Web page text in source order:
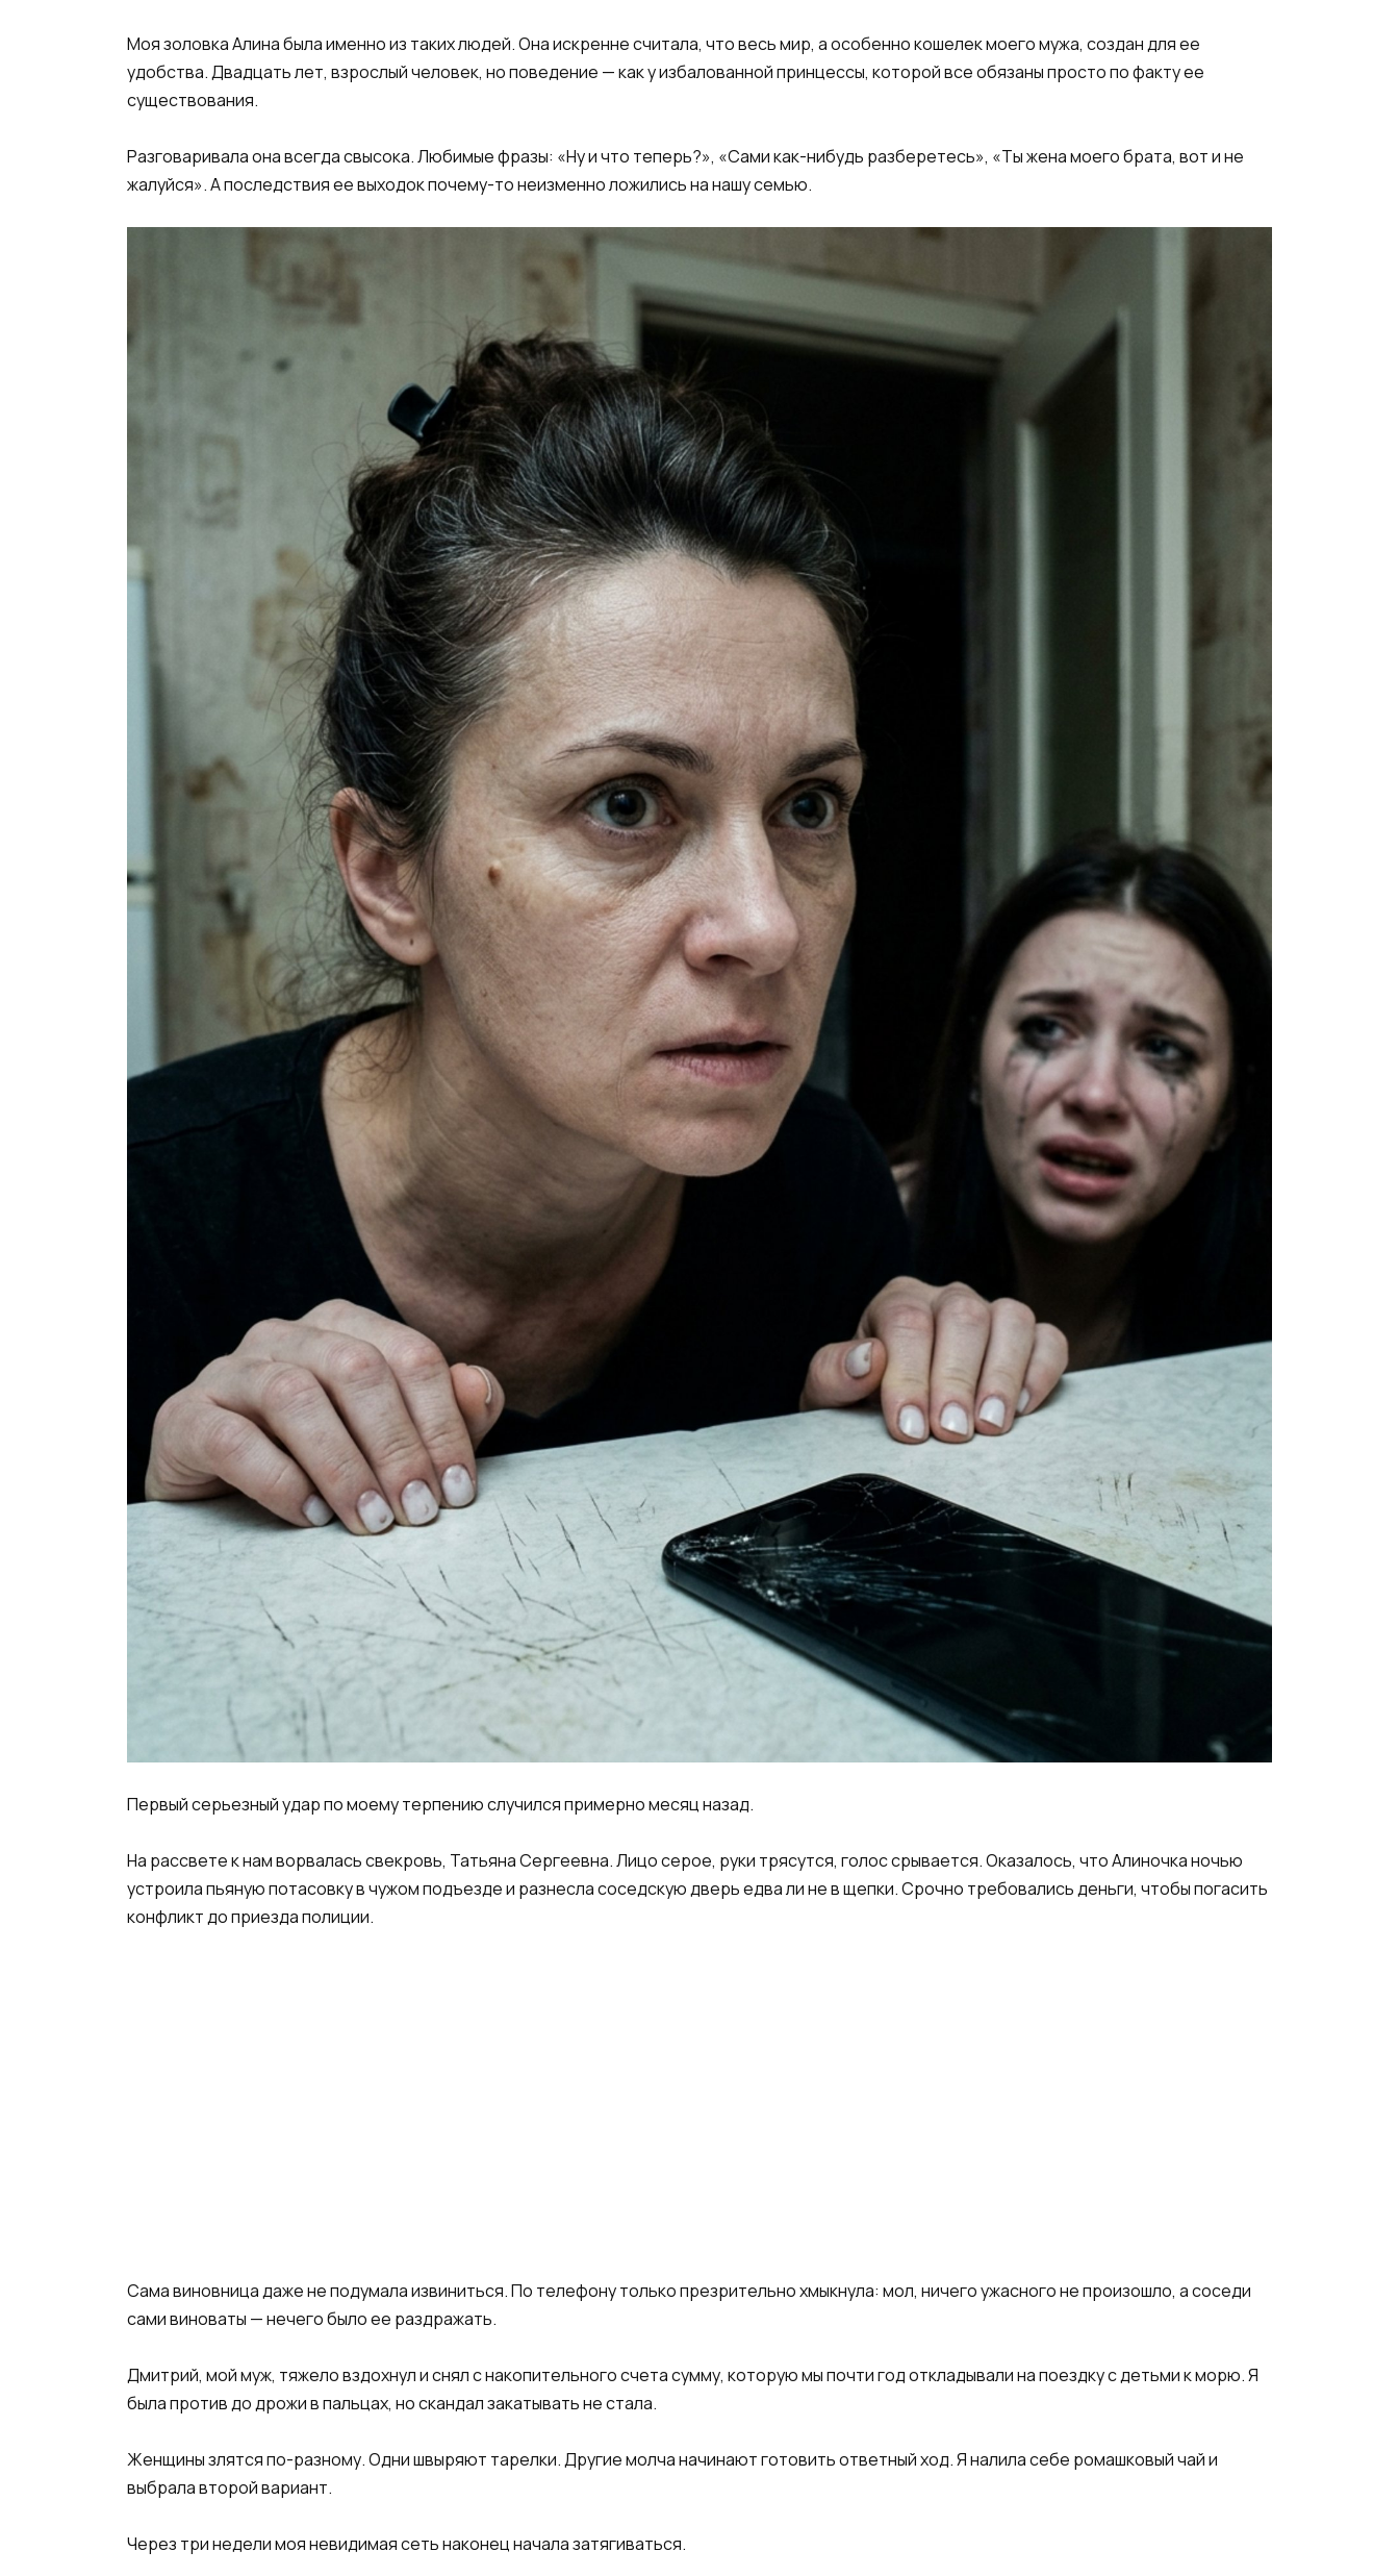
Моя золовка Алина была именно из таких людей. Она искренне считала, что весь мир, а особенно кошелек моего мужа, создан для ее
удобства. Двадцать лет, взрослый человек, но поведение — как у избалованной принцессы, которой все обязаны просто по факту ее
существования.
Разговаривала она всегда свысока. Любимые фразы: «Ну и что теперь?», «Сами как-нибудь разберетесь», «Ты жена моего брата, вот и не
жалуйся». А последствия ее выходок почему-то неизменно ложились на нашу семью.
Первый серьезный удар по моему терпению случился примерно месяц назад.
На рассвете к нам ворвалась свекровь, Татьяна Сергеевна. Лицо серое, руки трясутся, голос срывается. Оказалось, что Алиночка ночью
устроила пьяную потасовку в чужом подъезде и разнесла соседскую дверь едва ли не в щепки. Срочно требовались деньги, чтобы погасить
конфликт до приезда полиции.
Сама виновница даже не подумала извиниться. По телефону только презрительно хмыкнула: мол, ничего ужасного не произошло, а соседи
сами виноваты — нечего было ее раздражать.
Дмитрий, мой муж, тяжело вздохнул и снял с накопительного счета сумму, которую мы почти год откладывали на поездку с детьми к морю. Я
была против до дрожи в пальцах, но скандал закатывать не стала.
Женщины злятся по-разному. Одни швыряют тарелки. Другие молча начинают готовить ответный ход. Я налила себе ромашковый чай и
выбрала второй вариант.
Через три недели моя невидимая сеть наконец начала затягиваться.